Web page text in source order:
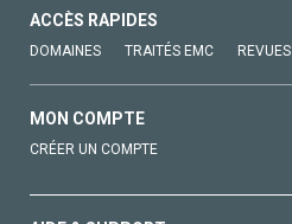
ACCÈS RAPIDES
DOMAINES TRAITÉS EMC REVUES
MON COMPTE
CRÉER UN COMPTE